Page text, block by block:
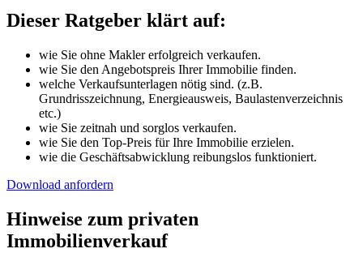
Dieser Ratgeber klärt auf:
wie Sie ohne Makler erfolgreich verkaufen.
wie Sie den Angebotspreis Ihrer Immobilie finden.
welche Verkaufsunterlagen nötig sind. (z.B.
Grundrisszeichnung, Energieausweis, Baulastenverzeichnis
etc.)
wie Sie zeitnah und sorglos verkaufen.
wie Sie den Top-Preis für Ihre Immobilie erzielen.
wie die Geschäftsabwicklung reibungslos funktioniert.
Download anfordern
Hinweise zum privaten
Immobilienverkauf